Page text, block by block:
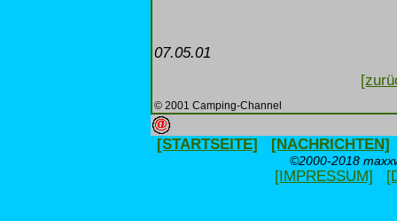
07.05.01
© 2001 Camping-Channel
[STARTSEITE] [NACHRICHTEN]
©2000-2018
[IMPRESSUM]